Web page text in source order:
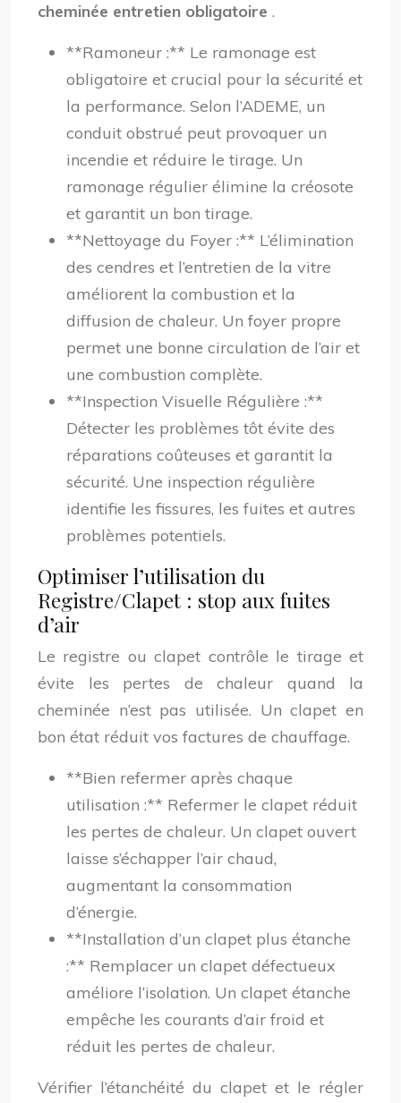
cheminée entretien obligatoire .
**Ramoneur :** Le ramonage est
obligatoire et crucial pour la sécurité et
la performance. Selon l’ADEME, un
conduit obstrué peut provoquer un
incendie et réduire le tirage. Un
ramonage régulier élimine la créosote
et garantit un bon tirage.
**Nettoyage du Foyer :** L’élimination
des cendres et l’entretien de la vitre
améliorent la combustion et la
diffusion de chaleur. Un foyer propre
permet une bonne circulation de l’air et
une combustion complète.
**Inspection Visuelle Régulière :**
Détecter les problèmes tôt évite des
réparations coûteuses et garantit la
sécurité. Une inspection régulière
identifie les fissures, les fuites et autres
problèmes potentiels.
Optimiser l’utilisation du
Registre/Clapet : stop aux fuites
d’air
Le registre ou clapet contrôle le tirage et
évite les pertes de chaleur quand la
cheminée n’est pas utilisée. Un clapet en
bon état réduit vos factures de chauffage.
**Bien refermer après chaque
utilisation :** Refermer le clapet réduit
les pertes de chaleur. Un clapet ouvert
laisse s’échapper l’air chaud,
augmentant la consommation
d’énergie.
**Installation d’un clapet plus étanche
:** Remplacer un clapet défectueux
améliore l’isolation. Un clapet étanche
empêche les courants d’air froid et
réduit les pertes de chaleur.
Vérifier l’étanchéité du clapet et le régler